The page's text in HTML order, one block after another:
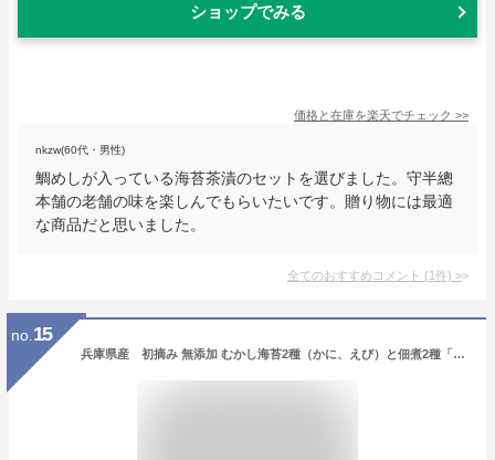
ショップでみる
価格と在庫を楽天でチェック >>
nkzw(60代・男性)
鯛めしが入っている海苔茶漬のセットを選びました。守半總
本舗の老舗の味を楽しんでもらいたいです。贈り物には最適
な商品だと思いました。
全てのおすすめコメント (1件) >
no. 15
兵庫県産 初摘み 無添加 むかし海苔2種（かに、えび）と佃煮2種「かに・えび」セット （高級味付け海苔）（あらすき製法） 但馬漁業協同組合【お中元のし対応可】